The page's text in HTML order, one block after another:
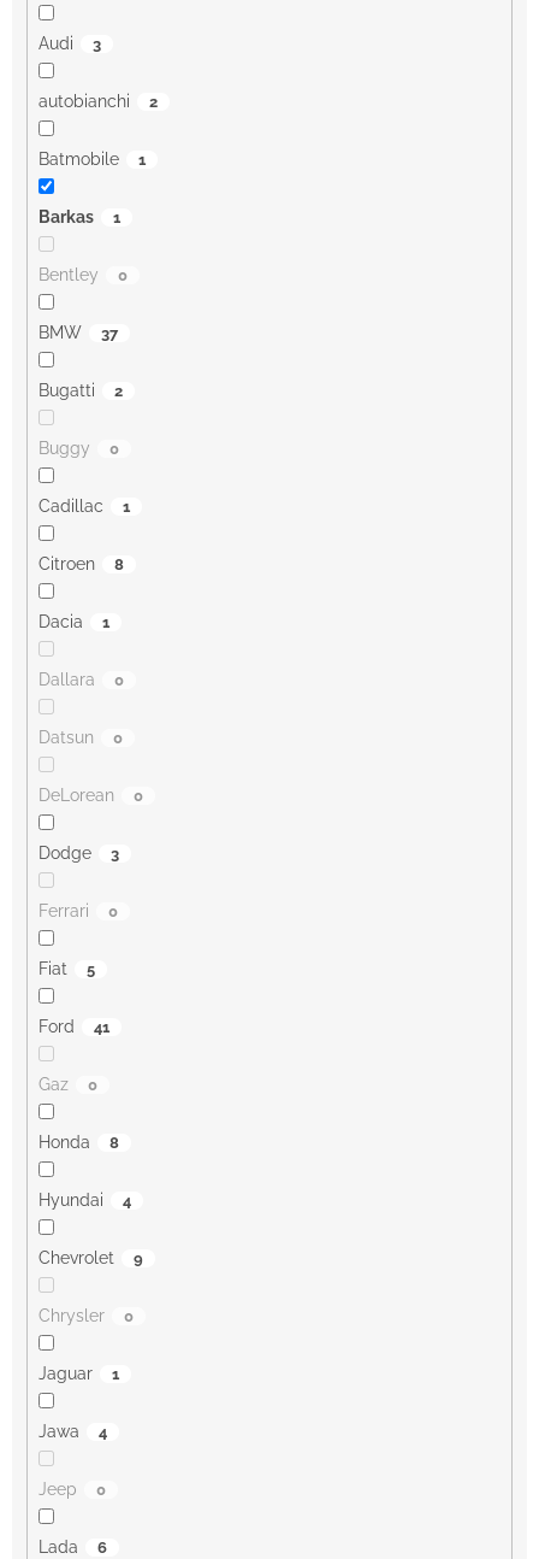
Audi 3
autobianchi 2
Batmobile 1
Barkas 1
Bentley 0
BMW 37
Bugatti 2
Buggy 0
Cadillac 1
Citroen 8
Dacia 1
Dallara 0
Datsun 0
DeLorean 0
Dodge 3
Ferrari 0
Fiat 5
Ford 41
Gaz 0
Honda 8
Hyundai 4
Chevrolet 9
Chrysler 0
Jaguar 1
Jawa 4
Jeep 0
Lada 6